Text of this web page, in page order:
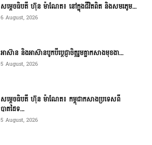
សម្តេចធិបតី ហ៊ុន ម៉ាណែត៖ នៅក្នុងជីវិតពិត និងសមរភូម...
6 August, 2026
អាស៊ាន និងអាស៊ានបូកបីប្តេជ្ញាចិត្តរួមគ្នាកសាងមុខងា...
5 August, 2026
សម្ដេចធិបតី ហ៊ុន ម៉ាណែត៖ កម្ពុជាកសាងប្រទេសពី
បាតដៃទ...
5 August, 2026